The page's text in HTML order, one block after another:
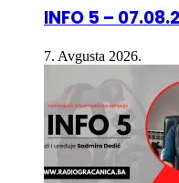
7. Avgusta 2026.